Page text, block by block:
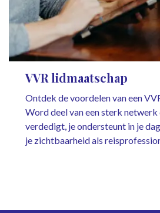
VVR lidmaatschap
Ontdek de voordelen van een
Word deel van een sterk
verdedigt, je ondersteunt in je
je zichtbaarheid als